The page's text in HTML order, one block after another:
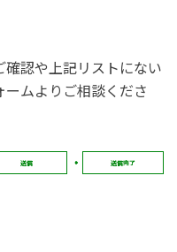
認や上記リストにない
ムよりご相談くださ
送信 送信完了